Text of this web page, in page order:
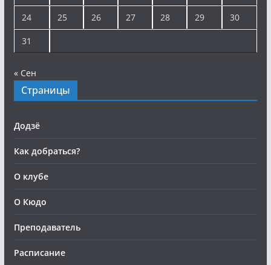
24 25 26 27 28 29 30
31
« Сен
Страницы
Додзё
Как добраться?
О клубе
О Кюдо
Преподаватель
Расписание